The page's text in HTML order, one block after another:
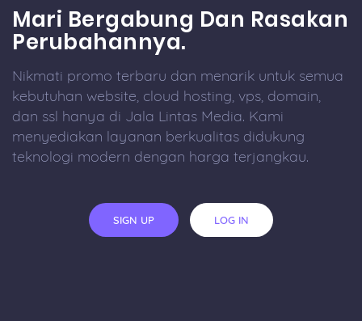
Mari Bergabung Dan Rasakan
Perubahannya.
Nikmati promo terbaru dan menarik untuk semua
kebutuhan website, cloud hosting, vps, domain,
dan ssl hanya di Jala Lintas Media. Kami
menyediakan layanan berkualitas didukung
teknologi modern dengan harga terjangkau.
SIGN UP LOG IN